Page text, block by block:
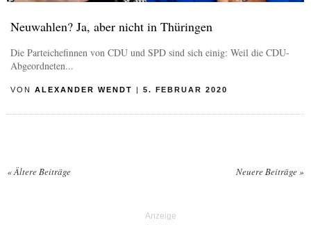
Neuwahlen? Ja, aber nicht in Thüringen
Die Parteichefinnen von CDU und SPD sind sich einig: Weil die CDU-
Abgeordneten...
VON ALEXANDER WENDT 5. FEBRUAR 2020
«Ältere Beiträge Neuere Beiträge»